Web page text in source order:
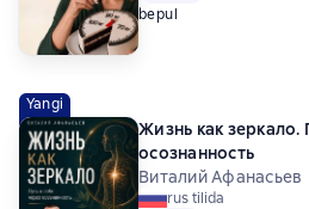
bepul
Yangi
Жизнь как зеркало.
осознанность
Виталий Афанасьев
rus tilida